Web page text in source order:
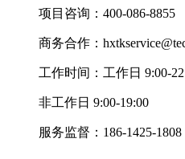
项目咨询： 400-086-8855
商务合作：
工作时间： 工作日 9:00-
非工作日 9:00-19:00
服务监督： 186-1425-1808